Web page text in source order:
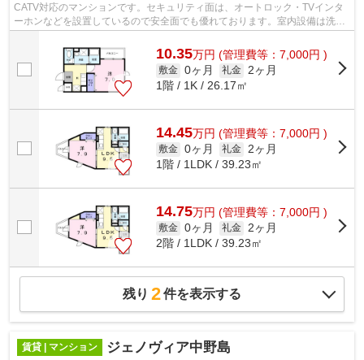
CATV対応のマンションです。セキュリティ面は、オートロック・TVインタ
ーホンなどを設置しているので安全面でも優れております。室内設備は洗面
所独立・浴室乾燥機などが揃っており、...
10.35万円 (管理費等：7,000円 )
敷金 0ヶ月 礼金
2ヶ月
1階 / 1K / 26.17㎡
14.45万円 (管理費等：7,000円 )
敷金 0ヶ月 礼金
2ヶ月
1階 / 1LDK / 39.23㎡
14.75万円 (管理費等：7,000円 )
敷金 0ヶ月 礼金
2ヶ月
2階 / 1LDK / 39.23㎡
残り 2件を表示する
賃貸 | マンション ジェノヴィア中野島